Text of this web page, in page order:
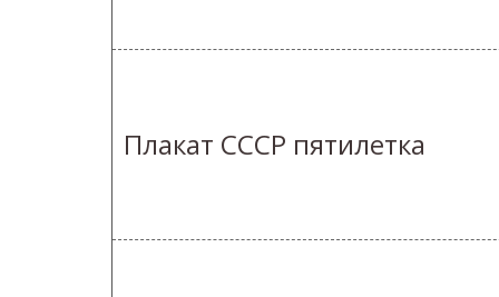
Плакат СССР пятилетка